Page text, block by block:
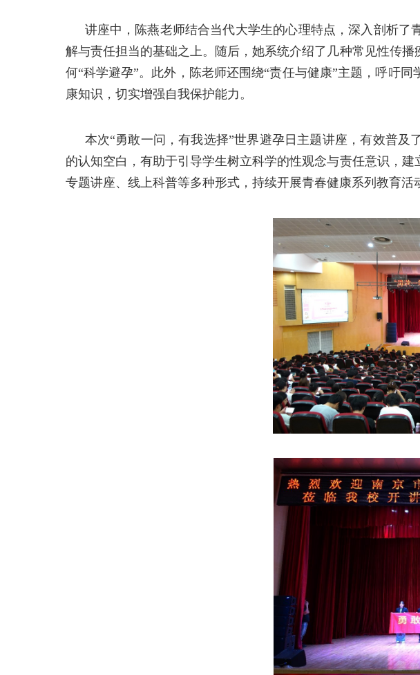
讲座中，陈燕老师结合当代大学生的心理特点，深入剖析
解与责任担当的基础之上。随后，她系统介绍了几种常见性传播
何“科学避孕”。此外，陈老师还围绕“责任与健康”主题，呼吁
康知识，切实增强自我保护能力。
本次“勇敢一问，有我选择”世界避孕日主题讲座，有效普
的认知空白，有助于引导学生树立科学的性观念与责任意识，
专题讲座、线上科普等多种形式，持续开展青春健康系列教育活